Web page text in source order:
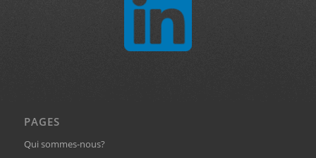
PAGES
Qui sommes-nous?